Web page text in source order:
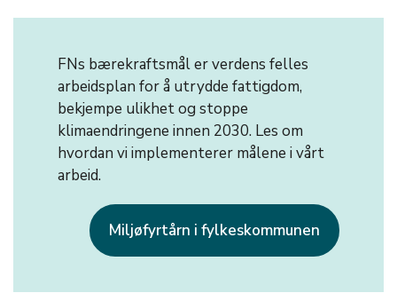
FNs bærekraftsmål er verdens felles
arbeidsplan for å utrydde fattigdom,
bekjempe ulikhet og stoppe
klimaendringene innen 2030. Les om
hvordan vi implementerer målene i vårt
arbeid.
Miljøfyrtårn i fylkeskommunen